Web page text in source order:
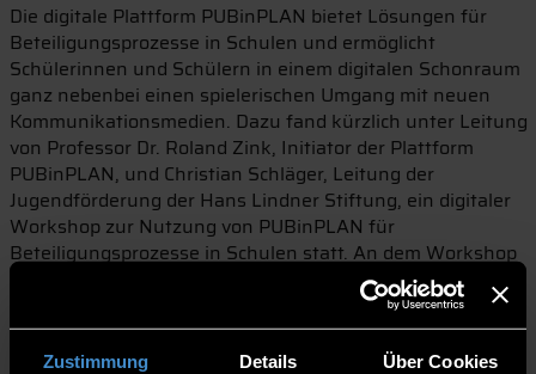
Zustimmung Details Über Cookies
Die digitale Plattform PUBinPLAN bietet Lösungen für
Beteiligungsprozesse in Schulen und ermöglicht
Schülerinnen und Schülern in einem digitalen Schonraum
ganz nebenbei einen spielerischen Umgang mit neuen
Kommunikationsmedien. Dazu fand kürzlich unter Leitung
von Professor Dr. Roland Zink, Initiator der Plattform
PUBinPLAN, und Christian Schläger, Leitung der
Jugendförderung der Hans Lindner Stiftung, ein digitaler
Workshop zur Nutzung von PUBinPLAN für
Beteiligungsprozesse in Schulen statt. An dem Workshop
nahmen Vertreterinnen und Vertreter von Grundschulen
über Mittelschulen bis Berufsschulen, wie auch des MINT-
Teams der THD teil. In dem Workshop erklärte Prof. Dr.
Roland Zink, wie PUPinPLAN funktioniert, stellte einige